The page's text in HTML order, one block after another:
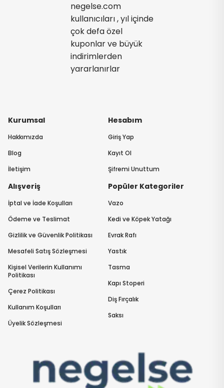
Kurumsal
Hakkımızda
Blog
İletişim
Hesabım
Giriş Yap
Kayıt Ol
Şifremi Unuttum
Alışveriş
İptal ve İade Koşulları
Ödeme ve Teslimat
Gizlilik ve Güvenlik Politikası
Mesafeli Satış Sözleşmesi
Kişisel Verilerin Kullanımı
Politikası
Çerez Politikası
Kullanım Koşulları
Üyelik Sözleşmesi
Popüler Kategoriler
Vazo
Kedi ve Köpek Yatağı
Evrak Rafı
Yastık
Tasma
Kapı Stoperi
Diş Fırçalık
Saksı
negelse.com
kullanıcıları , yıl içinde
çok defa özel
kuponlar ve büyük
indirimlerden
yararlanırlar